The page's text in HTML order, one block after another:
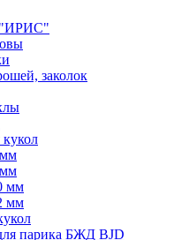
"ИРИС"
заколок
кукол
мм
мм
мм
мм
парика БЖД BJD